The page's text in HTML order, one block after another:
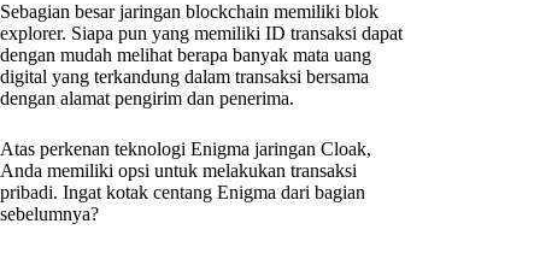
Sebagian besar jaringan blockchain memiliki blok
explorer. Siapa pun yang memiliki ID transaksi dapat
dengan mudah melihat berapa banyak mata uang
digital yang terkandung dalam transaksi bersama
dengan alamat pengirim dan penerima.
Atas perkenan teknologi Enigma jaringan Cloak,
Anda memiliki opsi untuk melakukan transaksi
pribadi. Ingat kotak centang Enigma dari bagian
sebelumnya?